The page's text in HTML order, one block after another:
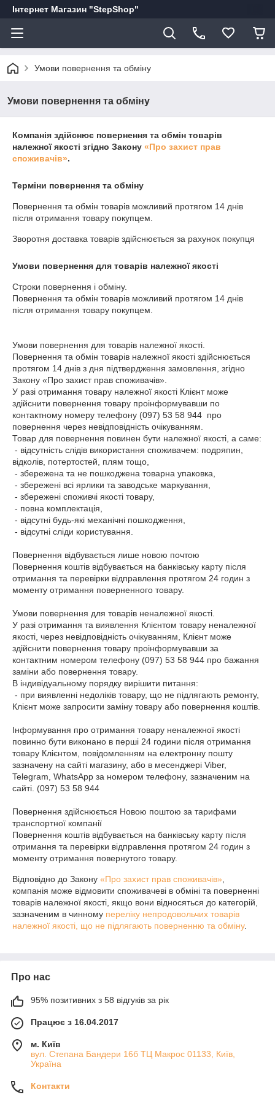
Інтернет Магазин "StepShop"
Умови повернення та обміну
Умови повернення та обміну
Компанія здійснює повернення та обмін товарів
належної якості згідно Закону «Про захист прав
споживачів».
Терміни повернення та обміну
Повернення та обмін товарів можливий протягом 14 днів
після отримання товару покупцем.
Зворотня доставка товарів здійснюється за рахунок покупця
Умови повернення для товарів належної якості
Строки повернення і обміну.
Повернення та обмін товарів можливий протягом 14 днів
після отримання товару покупцем.
Умови повернення для товарів належної якості.
Повернення та обмін товарів належної якості здійснюється
протягом 14 днів з дня підтвердження замовлення, згідно
Закону «Про захист прав споживачів».
У разі отримання товару належної якості Клієнт може
здійснити повернення товару проінформувавши по
контактному номеру телефону (097) 53 58 944  про
повернення через невідповідність очікуванням.
Товар для повернення повинен бути належної якості, а саме:
відколів, потертостей, плям тощо,
Повернення відбувається лише новою почтою
Повернення коштів відбувається на банківську карту після
отримання та перевірки відправлення протягом 24 годин з
моменту отримання поверненного товару.
Умови повернення для товарів неналежної якості.
У разі отримання та виявлення Клієнтом товару неналежної
якості, через невідповідність очікуванням, Клієнт може
здійснити повернення товару проінформувавши за
контактним номером телефону (097) 53 58 944 про бажання
заміни або повернення товару.
В індивідуальному порядку вирішити питання:
Клієнт може запросити заміну товару або повернення коштів.
Інформування про отримання товару неналежної якості
повинно бути виконано в перші 24 години після отримання
товару Клієнтом, повідомленням на електронну пошту
зазначену на сайті магазину, або в месенджері Viber,
Telegram, WhatsApp за номером телефону, зазначеним на
сайті. (097) 53 58 944
Повернення здійснюється Новою поштою за тарифами
транспортної компанії
Повернення коштів відбувається на банківську карту після
отримання та перевірки відправлення протягом 24 годин з
моменту отримання повернутого товару.
Відповідно до Закону «Про захист прав споживачів»
компанія може відмовити споживачеві в обміні та поверненні
товарів належної якості, якщо вони відносяться до категорій,
зазначеним в чинному переліку непродовольчих товарів
належної якості, що не підлягають поверненню та обміну.
Про нас
95% позитивних з 58 відгуків за рік
Працює з 16.04.2017
м. Київ
вул. Степана Бандери 16б ТЦ Макрос 01133, Київ,
Україна
Контакти